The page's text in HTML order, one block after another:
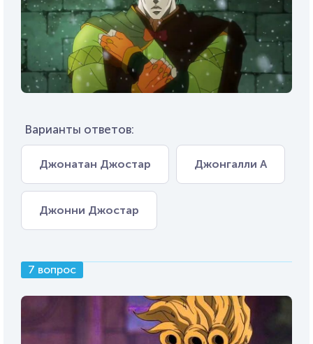
Варианты ответов:
Джонатан Джостар Джонгалли А
Джонни Джостар
7 вопрос